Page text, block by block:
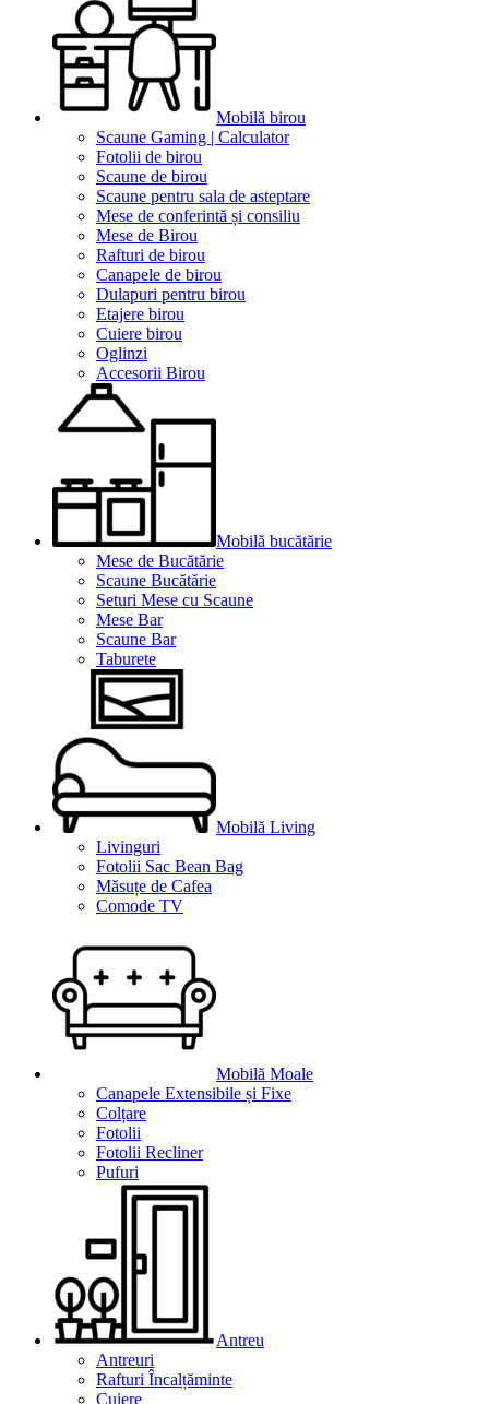
Mobilă birou
Scaune Gaming | Calculator
Fotolii de birou
Scaune de birou
Scaune pentru sala de asteptare
Mese de conferintă și consiliu
Mese de Birou
Rafturi de birou
Canapele de birou
Dulapuri pentru birou
Etajere birou
Cuiere birou
Oglinzi
Accesorii Birou
Mobilă bucătărie
Mese de Bucătărie
Scaune Bucătărie
Seturi Mese cu Scaune
Mese Bar
Scaune Bar
Taburete
Mobilă Living
Livinguri
Fotolii Sac Bean Bag
Măsuțe de Cafea
Comode TV
Mobilă Moale
Canapele Extensibile și Fixe
Colțare
Fotolii
Fotolii Recliner
Pufuri
Antreu
Antreuri
Rafturi Încalțăminte
Cuiere